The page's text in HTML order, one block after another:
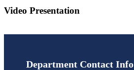
Video Presentation
Department Contact Info